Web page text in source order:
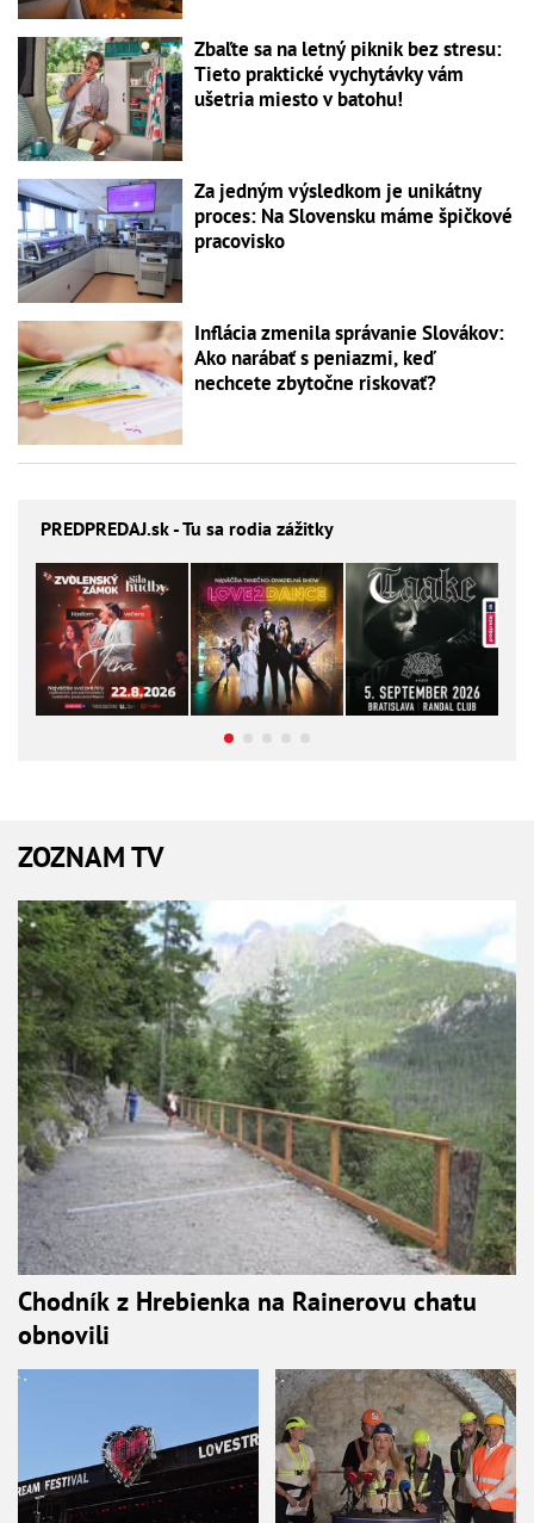
Zbaľte sa na letný piknik bez stresu:
Tieto praktické vychytávky vám
ušetria miesto v batohu!
Za jedným výsledkom je unikátny
proces: Na Slovensku máme špičkové
pracovisko
Inflácia zmenila správanie Slovákov:
Ako narábať s peniazmi, keď
nechcete zbytočne riskovať?
PREDPREDAJ.sk - Tu sa rodia zážitky
ZOZNAM TV
Chodník z Hrebienka na Rainerovu chatu
obnovili